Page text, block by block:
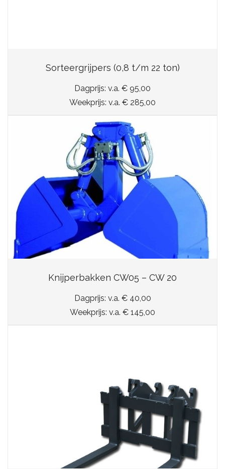
Sorteergrijpers (0,8 t/m 22 ton)
Dagprijs: v.a. € 95,00
Weekprijs: v.a. € 285,00
Knijperbakken CW05 – CW 20
Dagprijs: v.a. € 40,00
Weekprijs: v.a. € 145,00